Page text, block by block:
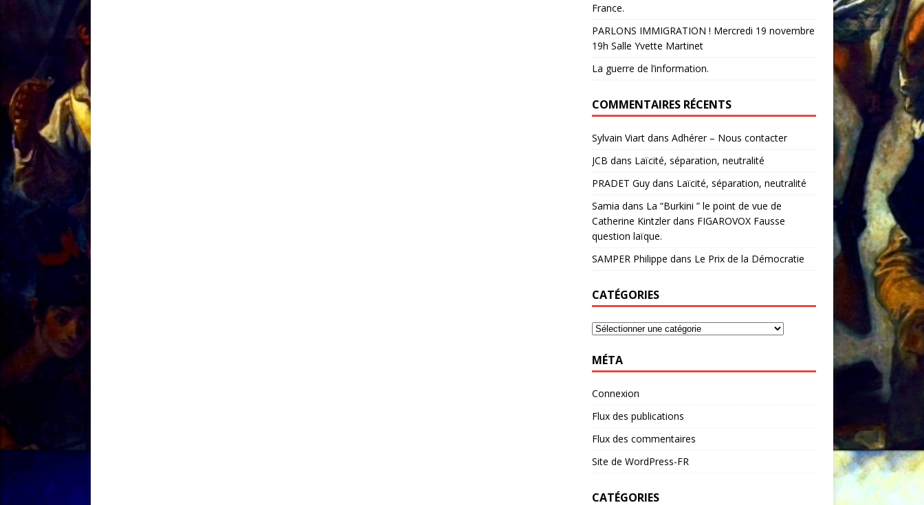
France.
PARLONS IMMIGRATION ! Mercredi 19 novembre
19h Salle Yvette Martinet
La guerre de l’information.
COMMENTAIRES RÉCENTS
Sylvain Viartdans Adhérer – Nous contacter
JCB dans Laïcité, séparation, neutralité
PRADET Guydans Laïcité, séparation, neutralité
Samia dans La “Burkini ” le point de vue de
Catherine Kintzler dans FIGAROVOX Fausse
question laïque.
SAMPER Philippe dans Le Prix de la Démocratie
CATÉGORIES
MÉTA
Connexion
Flux des publications
Flux des commentaires
Site de WordPress-FR
CATÉGORIES